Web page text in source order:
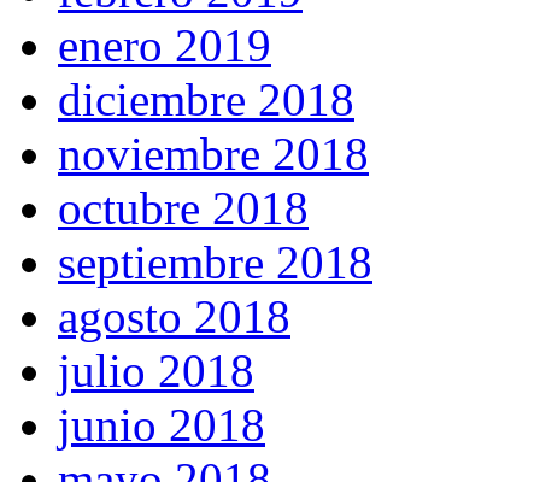
enero 2019
diciembre 2018
noviembre 2018
octubre 2018
septiembre 2018
agosto 2018
julio 2018
junio 2018